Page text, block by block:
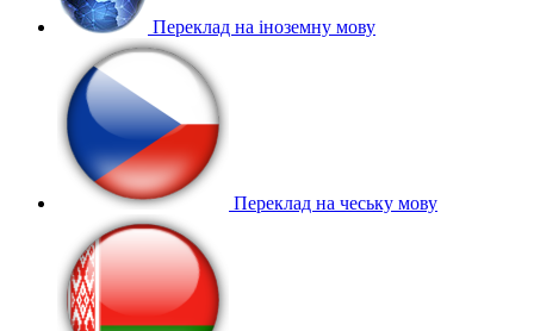
Переклад на іноземну мову
Переклад на чеську мову